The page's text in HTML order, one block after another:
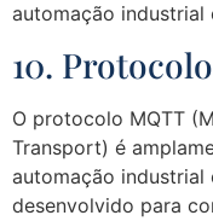
automação industrial
10.
O protocolo MQTT
Transport) é
automação industrial
desenvolvido para